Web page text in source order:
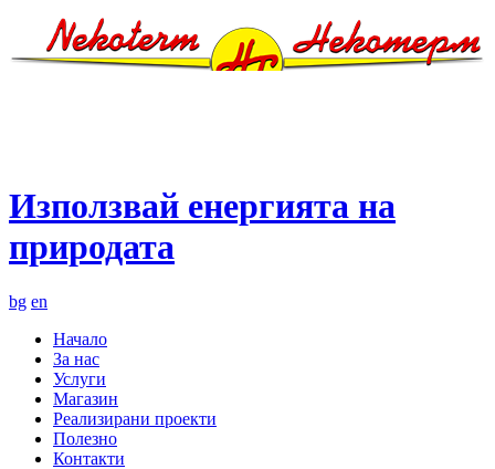
Използвай енергията на
природата
bg en
Начало
За нас
Услуги
Магазин
Реализирани проекти
Полезно
Контакти